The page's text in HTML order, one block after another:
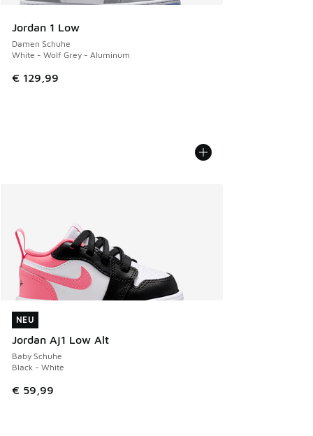
Jordan 1 Low
Damen Schuhe
White - Wolf Grey - Aluminum
€ 129,99
NEU
Jordan Aj1 Low Alt
Baby Schuhe
Black - White
€ 59,99
NEU